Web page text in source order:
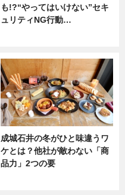
も!?“やってはいけない”セキ
ュリティNG行動…
成城石井の冬がひと味違うワ
ケとは？他社が敵わない「商
品力」2つの要